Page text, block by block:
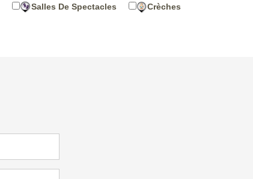
Salles De Spectacles
Crèches